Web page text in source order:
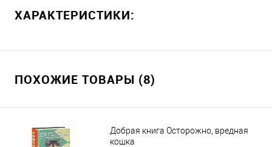
ХАРАКТЕРИСТИКИ:
ПОХОЖИЕ ТОВАРЫ (8)
Добрая книга Осторожно, вредная
кошка